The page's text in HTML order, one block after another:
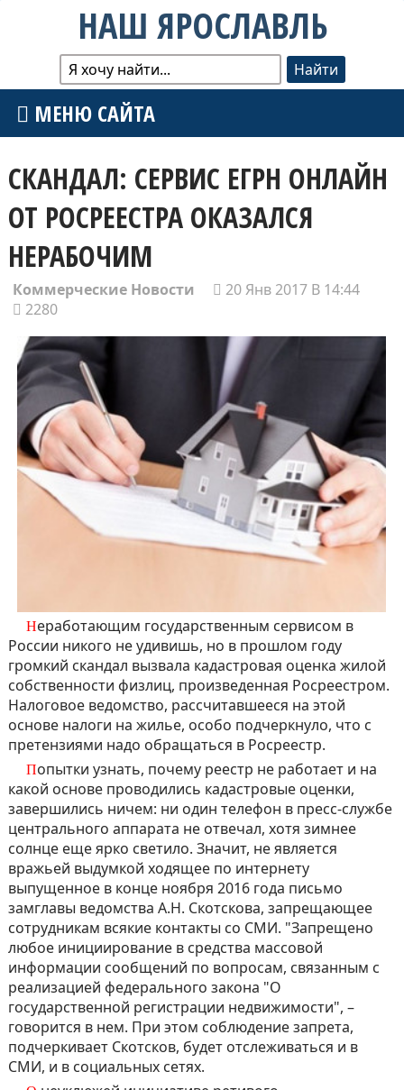
НАШ ЯРОСЛАВЛЬ
МЕНЮ САЙТА
СКАНДАЛ: СЕРВИС ЕГРН ОНЛАЙН
ОТ РОСРЕЕСТРА ОКАЗАЛСЯ
НЕРАБОЧИМ
Коммерческие Новости
20 Янв 2017 В 14:44
2280
Неработающим государственным сервисом в
России никого не удивишь, но в прошлом году
громкий скандал вызвала кадастровая оценка жилой
собственности физлиц, произведенная Росреестром.
Налоговое ведомство, рассчитавшееся на этой
основе налоги на жилье, особо подчеркнуло, что с
претензиями надо обращаться в Росреестр.
Попытки узнать, почему реестр не работает и на
какой основе проводились кадастровые оценки,
завершились ничем: ни один телефон в пресс-службе
центрального аппарата не отвечал, хотя зимнее
солнце еще ярко светило. Значит, не является
вражьей выдумкой ходящее по интернету
выпущенное в конце ноября 2016 года письмо
замглавы ведомства А.Н. Скотскова, запрещающее
сотрудникам всякие контакты со СМИ. "Запрещено
любое инициирование в средства массовой
информации сообщений по вопросам, связанным с
реализацией федерального закона "О
государственной регистрации недвижимости", –
говорится в нем. При этом соблюдение запрета,
подчеркивает Скотсков, будет отслеживаться и в
СМИ, и в социальных сетях.